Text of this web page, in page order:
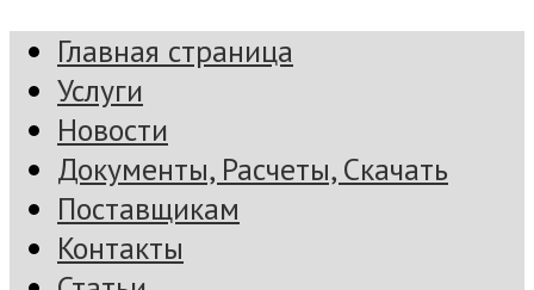
Главная страница
Услуги
Новости
Документы, Расчеты, Скачать
Поставщикам
Контакты